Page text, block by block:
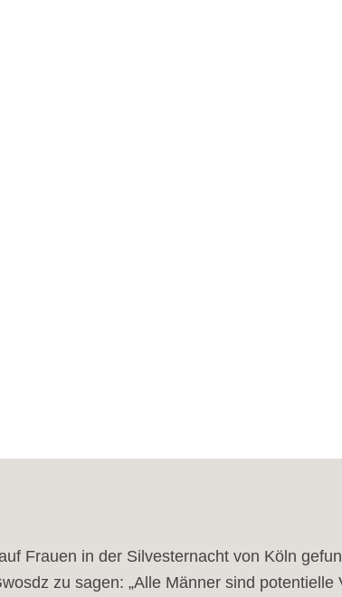
Frauen in der Silvesternacht von Köln
zu sagen: „Alle Männer sind potentielle